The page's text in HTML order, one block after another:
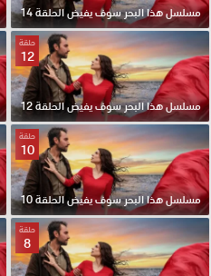
مسلسل هذا البحر سوف يفيض الحلقة 14
حلقة
12
مسلسل هذا البحر سوف يفيض الحلقة 12
حلقة
10
مسلسل هذا البحر سوف يفيض الحلقة 10
حلقة
8